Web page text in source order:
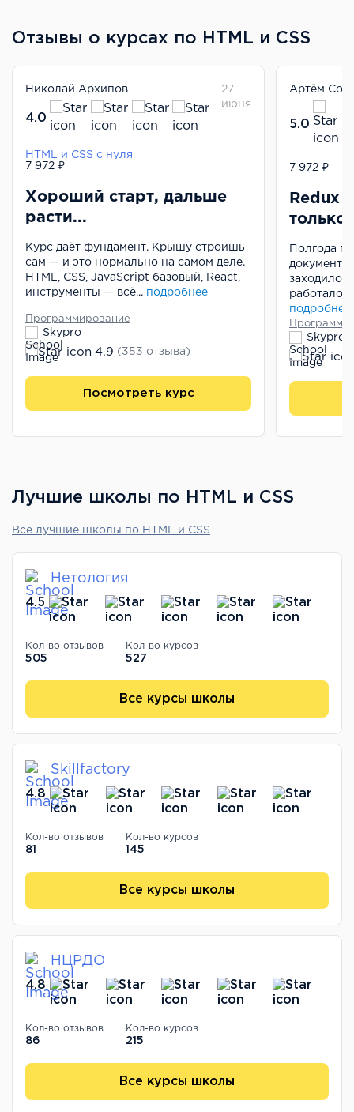
Отзывы о курсах по HTML и CSS
Николай Архипов
4.0
27
июня
HTML и CSS с нуля
7 972 ₽
Хороший старт, дальше
расти...
Курс даёт фундамент. Крышу строишь
сам — и это нормально на самом деле.
HTML, CSS, JavaScript базовый, React,
инструменты — всё... подробнее
Программирование
Skypro
4.9 (353 отзыва)
Посмотреть курс
Артём
5.0
HTML и
7 972 ₽
Redux
Полгода
заходило.
работало
подробнее
Skypro
Лучшие школы по HTML и CSS
Все лучшие школы по HTML и CSS
Нетология
4.5
Кол-во отзывов
505
Кол-во курсов
527
Все курсы школы
Skillfactory
4.8
Кол-во отзывов
81
Кол-во курсов
145
Все курсы школы
НЦРДО
4.8
Кол-во отзывов
86
Кол-во курсов
215
Все курсы школы